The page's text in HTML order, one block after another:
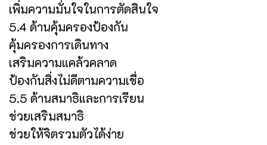
เพิ่มความมั่นใจในการตัดสินใจ
5.4 ด้านคุ้มครองป้องกัน
คุ้มครองการเดินทาง
เสริมความแคล้วคลาด
ป้องกันสิ่งไม่ดีตามความเชื่อ
5.5 ด้านสมาธิและการเรียน
ช่วยเสริมสมาธิ
ช่วยให้จิตรวมตัวได้ง่าย